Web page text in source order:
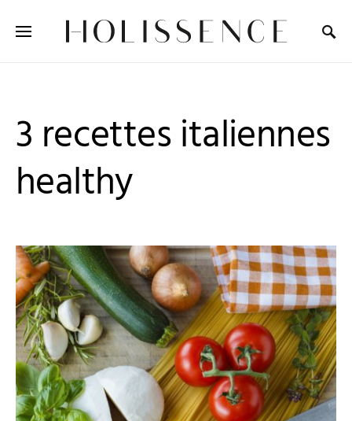
3 recettes italiennes
healthy